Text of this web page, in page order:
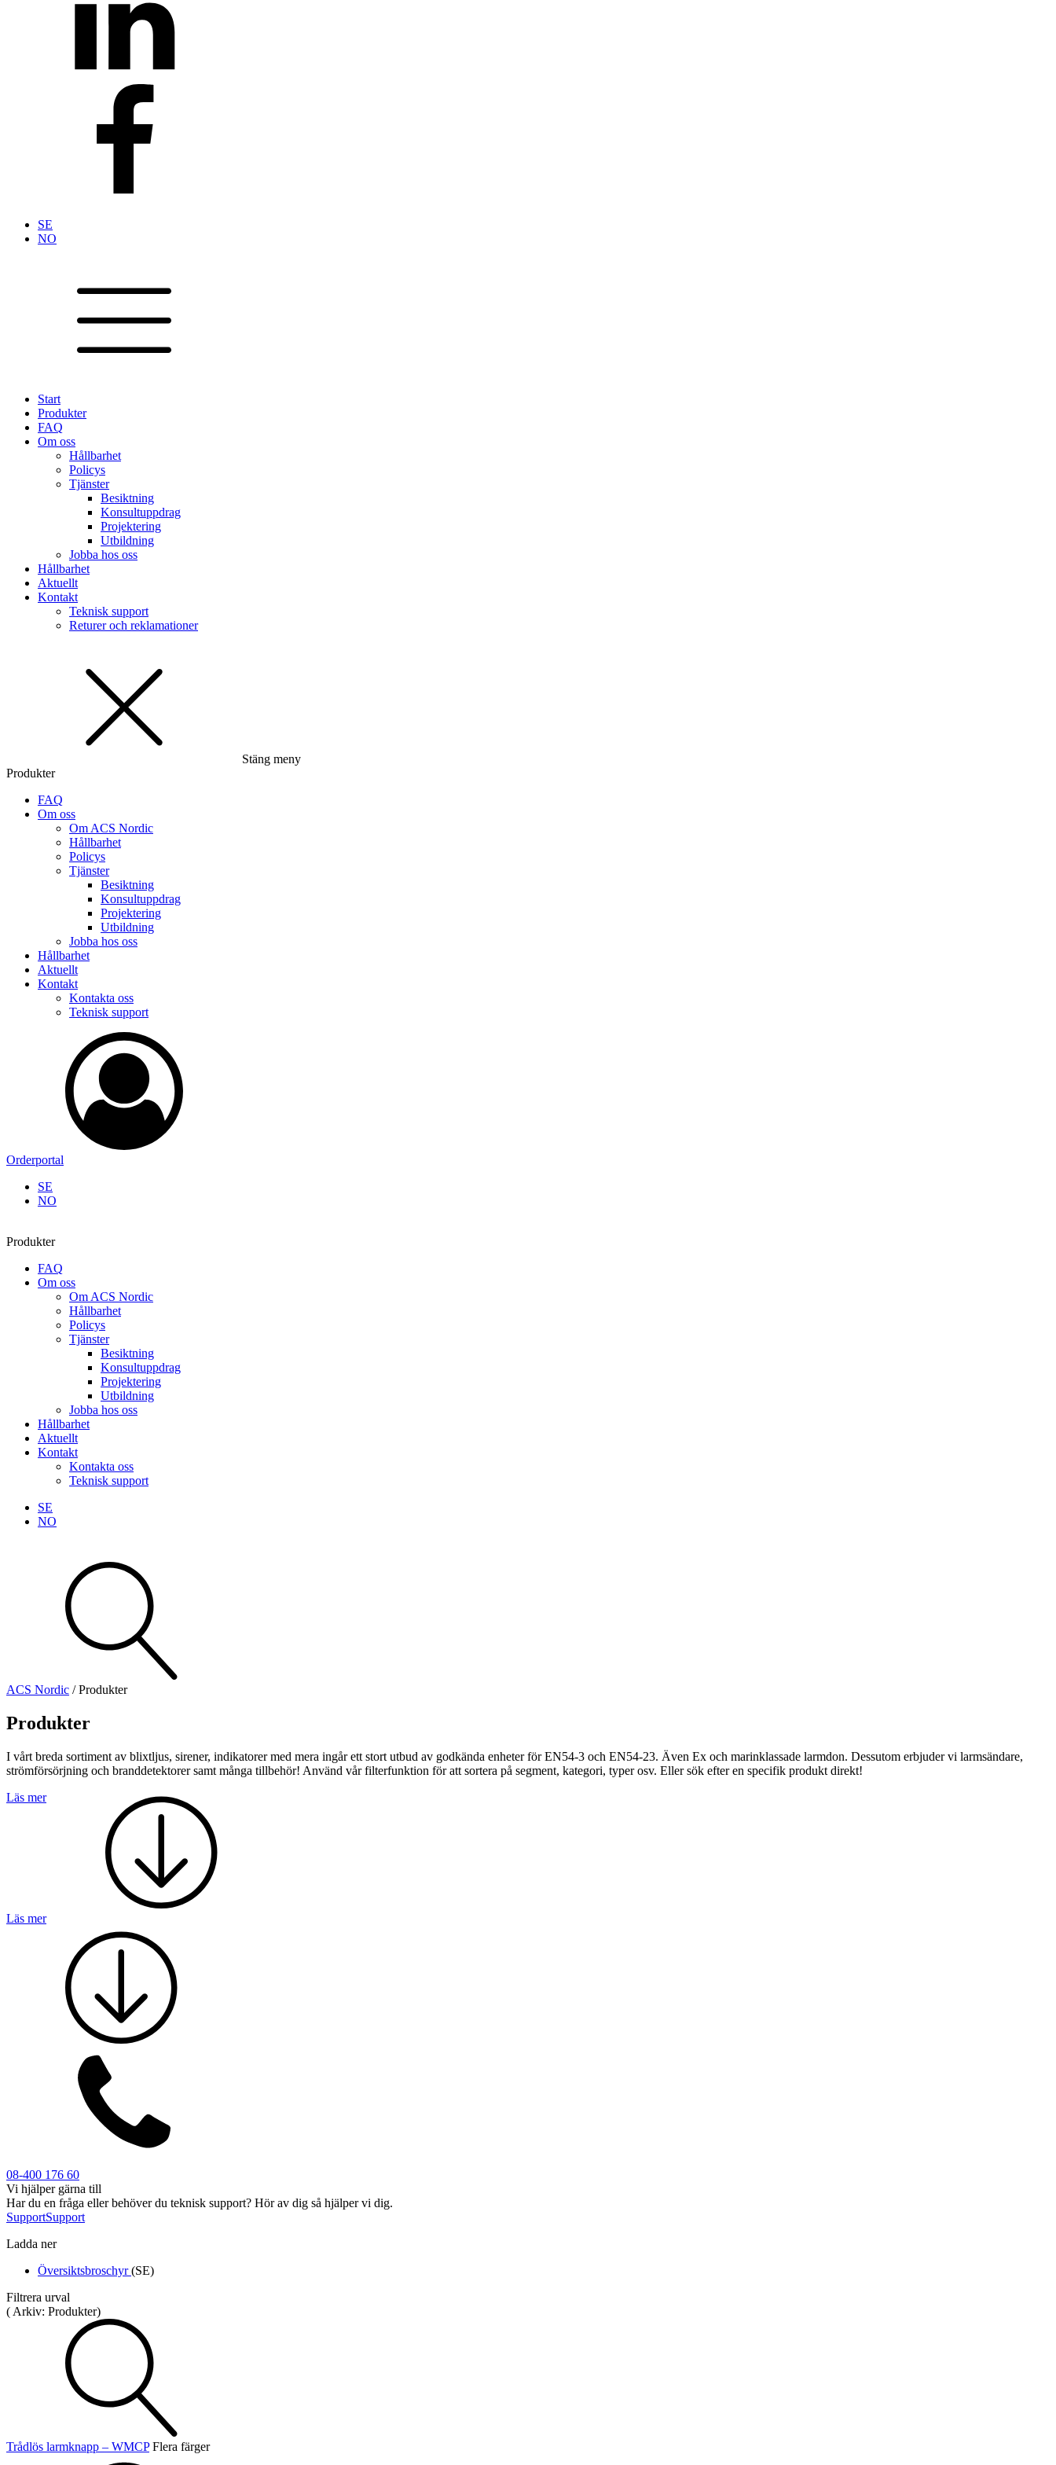
SE
NO
Start
Produkter
FAQ
Om oss
Hållbarhet
Policys
Tjänster
Besiktning
Konsultuppdrag
Projektering
Utbildning
Jobba hos oss
Hållbarhet
Aktuellt
Kontakt
Teknisk support
Returer och reklamationer
Stäng meny
Produkter
FAQ
Om oss
Om ACS Nordic
Hållbarhet
Policys
Tjänster
Besiktning
Konsultuppdrag
Projektering
Utbildning
Jobba hos oss
Hållbarhet
Aktuellt
Kontakt
Kontakta oss
Teknisk support
Orderportal
SE
NO
Produkter
FAQ
Om oss
Om ACS Nordic
Hållbarhet
Policys
Tjänster
Besiktning
Konsultuppdrag
Projektering
Utbildning
Jobba hos oss
Hållbarhet
Aktuellt
Kontakt
Kontakta oss
Teknisk support
SE
NO
Se alla kategorier
Se alla produkter
Offertförfrågan
Kombinerade enheter
LarmklockorMED-klassade
Kombinerade enheter
Industri
Blixtljus
SirenerKombinerade enheter
BlixtljusSirener
Detektorer
Larmklockor
ACS Nordic /Produkter
Produkter
I vårt breda sortiment av blixtljus, sirener, indikatorer med mera ingår ett stort utbud av godkända enheter för EN54-3 och EN54-23. Även Ex och marinklassade larmdon. Dessutom erbjuder vi larmsändare,
strömförsörjning och branddetektorer samt många tillbehör! Använd vår filterfunktion för att sortera på segment, kategori, typer osv. Eller sök efter en specifik produkt direkt!
Läs mer
Läs mer
08-400 176 60
Vi hjälper gärna till
Har du en fråga eller behöver du teknisk support? Hör av dig så hjälper vi dig.
SupportSupport
Ladda ner
Översiktsbroschyr(SE)
Filtrera urval
( Arkiv: Produkter)
Trådlös larmknapp – WMCP Flera färger